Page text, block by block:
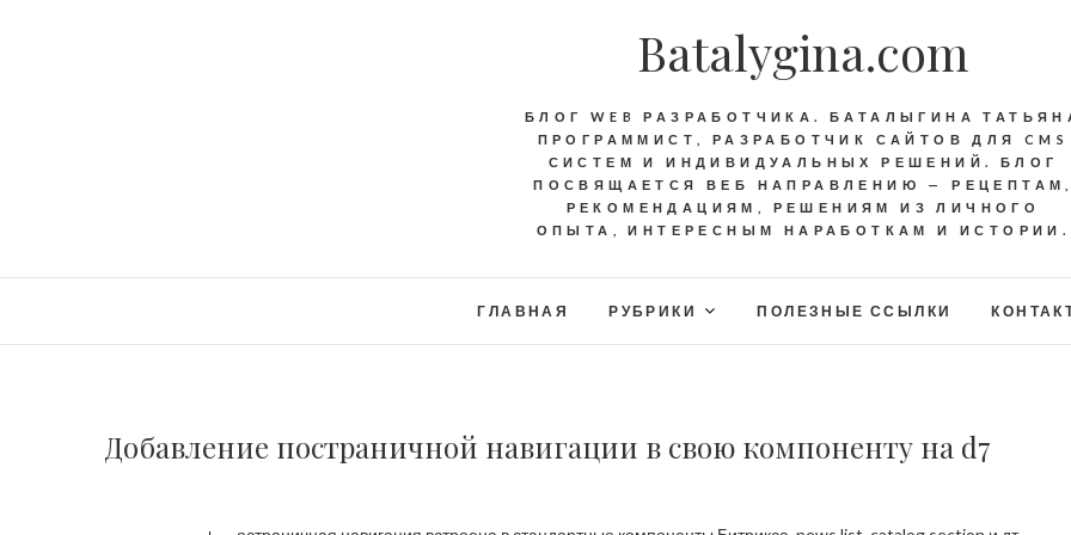
Batalygina.com
БЛОГ WEB РАЗРАБОТЧИКА. БАТАЛЫГИНА
ПРОГРАММИСТ, РАЗРАБОТЧИК САЙТОВ ДЛЯ CMS
СИСТЕМ И ИНДИВИДУАЛЬНЫХ РЕШЕНИЙ. БЛОГ
ПОСВЯЩАЕТСЯ ВЕБ НАПРАВЛЕНИЮ — РЕЦЕПТАМ,
РЕКОМЕНДАЦИЯМ, РЕШЕНИЯМ ИЗ ЛИЧНОГО
ОПЫТА, ИНТЕРЕСНЫМ НАРАБОТКАМ И ИСТОРИИ.
ГЛАВНАЯ РУБРИКИ ПОЛЕЗНЫЕ ССЫЛКИ
Добавление постраничной навигации в свою компоненту на d7